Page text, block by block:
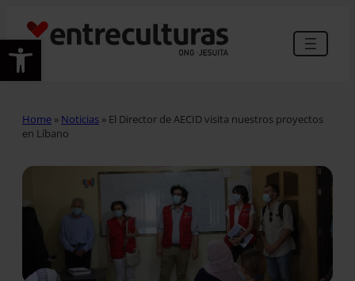
Abrir barra de herramientas
Home » Noticias » El Director de AECID visita nuestros proyectos
en Líbano